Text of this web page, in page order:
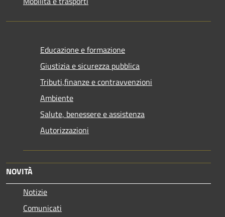
Educazione e formazione
Giustizia e sicurezza pubblica
Tributi,finanze e contravvenzioni
Ambiente
Salute, benessere e assistenza
Autorizzazioni
NOVITÀ
Notizie
Comunicati